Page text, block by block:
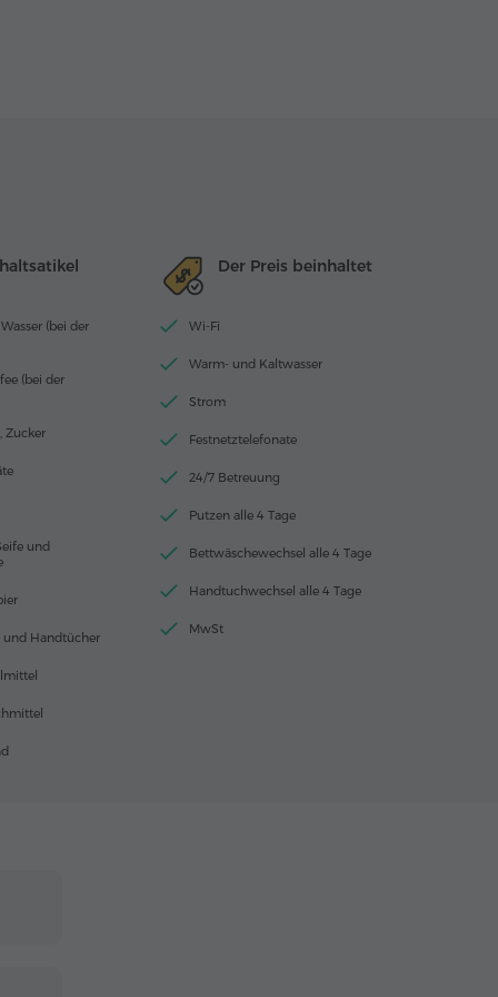
(bei der
(bei der
Zucker
und
und Handtücher
Der Preis beinhaltet
Wi-Fi
Warm- und Kaltwasser
Strom
Festnetztelefonate
24/7 Betreuung
Putzen alle 4 Tage
Bettwäschewechsel alle 4 Tage
Handtuchwechsel alle 4 Tage
MwSt